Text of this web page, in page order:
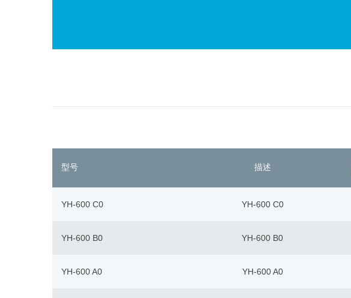
型号 描述
YH-600 C0 YH-600 C0
YH-600 B0 YH-600 B0
YH-600 A0 YH-600 A0